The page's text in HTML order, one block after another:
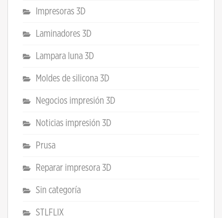
Impresoras 3D
Laminadores 3D
Lampara luna 3D
Moldes de silicona 3D
Negocios impresión 3D
Noticias impresión 3D
Prusa
Reparar impresora 3D
Sin categoría
STLFLIX